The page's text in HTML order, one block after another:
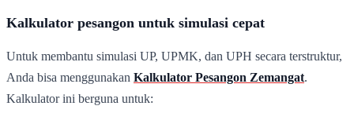
Kalkulator pesangon untuk simulasi cepat
Untuk membantu simulasi UP, UPMK, dan UPH secara terstruktur,
Anda bisa menggunakan Kalkulator Pesangon Zemangat.
Kalkulator ini berguna untuk: